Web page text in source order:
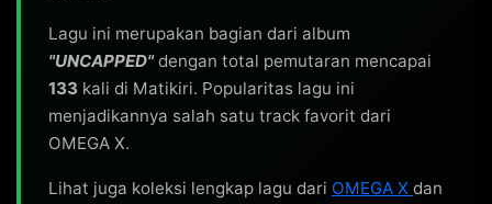
Lagu ini merupakan bagian dari album
"UNCAPPED"dengan total pemutaran mencapai
133 kali di Matikiri. Popularitas lagu ini
menjadikannya salah satu track favorit dari
OMEGA X.
Lihat juga koleksi lengkap lagu dari OMEGA X dan